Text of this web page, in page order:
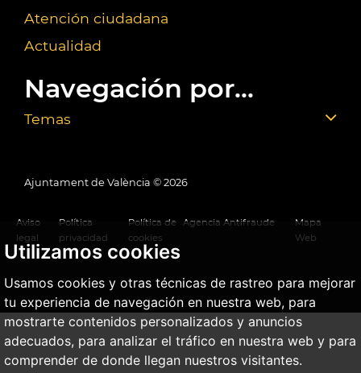
Utilizamos cookies
Usamos cookies y otras técnicas de rastreo para mejorar
tu experiencia de navegación en nuestra web, para
mostrarte contenidos personalizados y anuncios
adecuados, para analizar el tráfico en nuestra web y para
comprender de donde llegan nuestros visitantes.
Atención ciudadana
Actualidad
Navegación por...
Temas
Ajuntament de València © 2026
Aviso
legal
Política
privacidad
Política de
cookies
Agencia Antifraude
Mapa
Web